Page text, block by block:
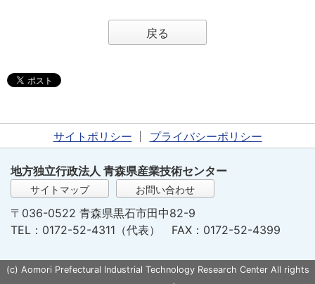
戻る
サイトポリシー プライバシーポリシー
地方独立行政法人 青森県産業技術センター
サイトマップ お問い合わせ
〒036-0522 青森県黒石市田中82-9
TEL：0172-52-4311（代表） FAX：0172-52-4399
(c) Aomori Prefectural Industrial Technology Research Center All rights